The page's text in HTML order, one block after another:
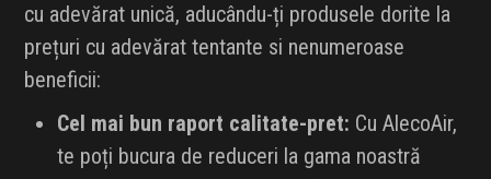
cu adevărat unică, aducându-ți produsele dorite la
prețuri cu adevărat tentante si nenumeroase
beneficii:
Cel mai bun raport calitate-pret: Cu AlecoAir,
te poți bucura de reduceri la gama noastră